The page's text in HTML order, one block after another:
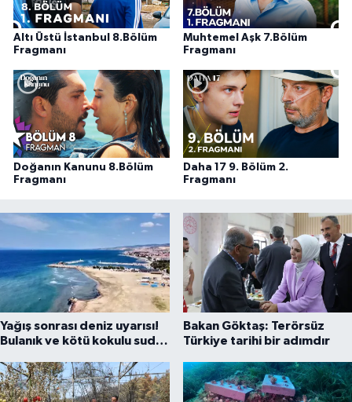
Altı Üstü İstanbul 8.Bölüm
Fragmanı
Muhtemel Aşk 7.Bölüm
Fragmanı
Doğanın Kanunu 8.Bölüm
Fragmanı
Daha 17 9. Bölüm 2.
Fragmanı
Yağış sonrası deniz uyarısı!
Bulanık ve kötü kokulu suda
Bakan Göktaş: Terörsüz
Türkiye tarihi bir adımdır